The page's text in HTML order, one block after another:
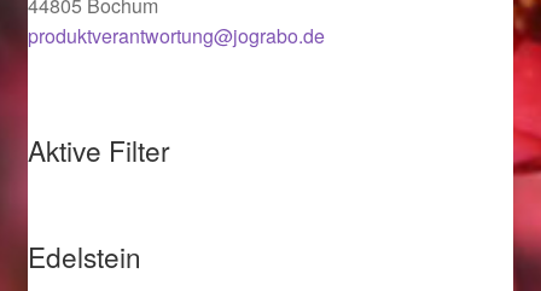
Partner
Startseite
produktverantwortung@jograbo.de
Aktive Filter
Edelstein